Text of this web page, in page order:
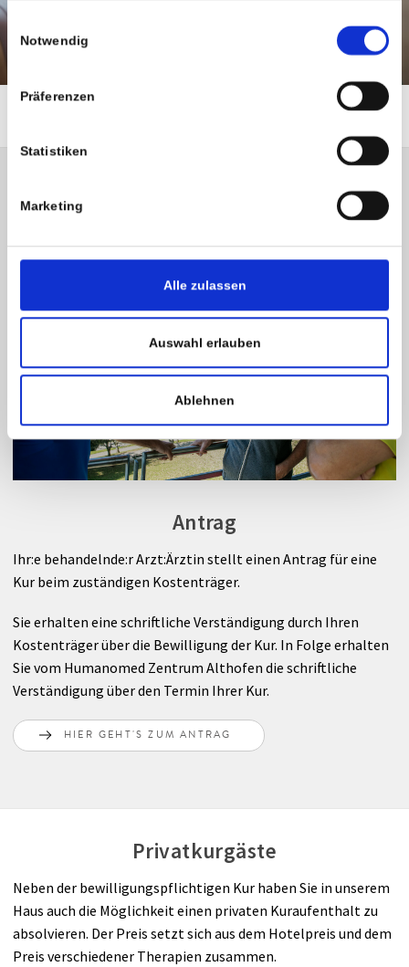
Einwilligungsauswahl
Notwendig
Präferenzen
Statistiken
Marketing
Alle zulassen
Auswahl erlauben
Ablehnen
Antrag
Ihr:e behandelnde:r Arzt:Ärztin stellt einen Antrag für eine
Kur beim zuständigen Kostenträger.
Sie erhalten eine schriftliche Verständigung durch Ihren
Kostenträger über die Bewilligung der Kur. In Folge erhalten
Sie vom Humanomed Zentrum Althofen die schriftliche
Verständigung über den Termin Ihrer Kur.
HIER GEHT'S ZUM ANTRAG
Privatkurgäste
Neben der bewilligungspflichtigen Kur haben Sie in unserem
Haus auch die Möglichkeit einen privaten Kuraufenthalt zu
absolvieren. Der Preis setzt sich aus dem Hotelpreis und dem
Preis verschiedener Therapien zusammen.